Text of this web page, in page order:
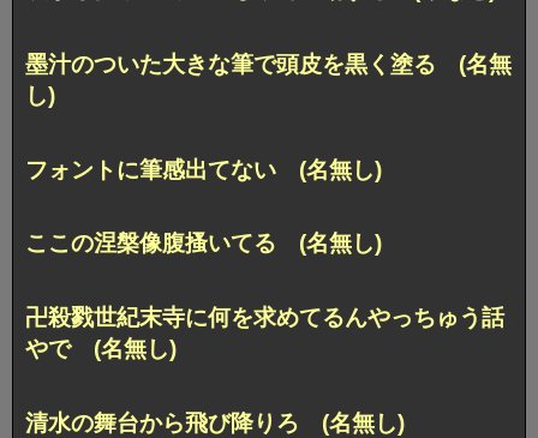
墨汁のついた大きな筆で頭皮を黒く塗る (名無
し)
フォントに筆感出てない (名無し)
ここの涅槃像腹搔いてる (名無し)
卍殺戮世紀末寺に何を求めてるんやっちゅう話
やで (名無し)
清水の舞台から飛び降りろ (名無し)